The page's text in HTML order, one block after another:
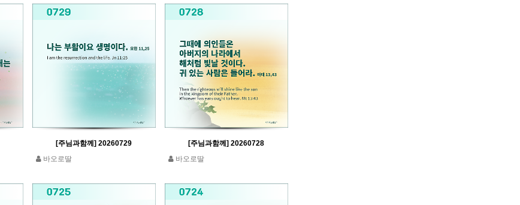
[주님과함께] 20260729
바오로딸
[주님과함께] 20260728
바오로딸